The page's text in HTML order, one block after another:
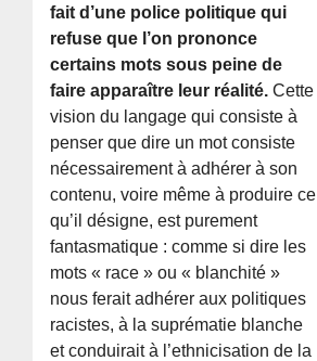
fait d’une police politique qui
refuse que l’on prononce
certains mots sous peine de
faire apparaître leur réalité. Cette
vision du langage qui consiste à
penser que dire un mot consiste
nécessairement à adhérer à son
contenu, voire même à produire ce
qu’il désigne, est purement
fantasmatique : comme si dire les
mots « race » ou « blanchité »
nous ferait adhérer aux politiques
racistes, à la suprématie blanche
et conduirait à l’ethnicisation de la